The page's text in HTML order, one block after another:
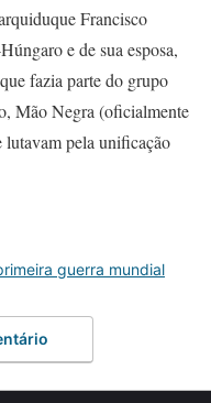
Francisco
e de sua esposa,
fazia parte do grupo
Mão Negra (oficialmente
pela unificação
guerra mundial